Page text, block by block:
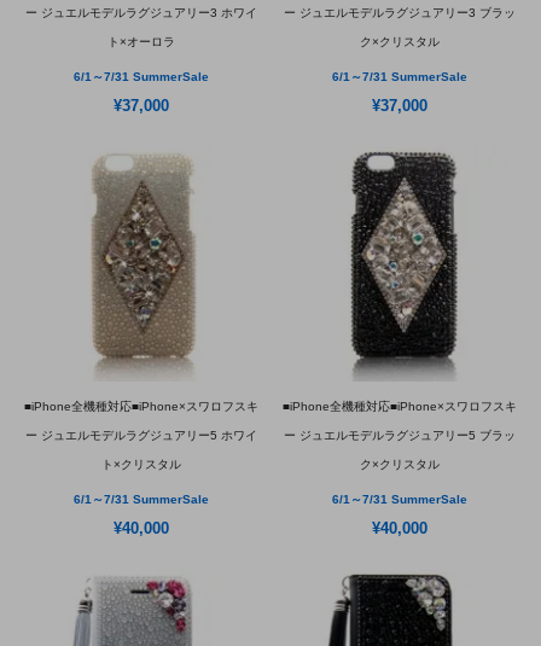
ー ジュエルモデルラグジュアリー3 ホワイ
ト×オーロラ
6/1～7/31 SummerSale
¥37,000
ー ジュエルモデルラグジュアリー3 ブラッ
ク×クリスタル
6/1～7/31 SummerSale
¥37,000
■iPhone全機種対応■iPhone×スワロフスキ
ー ジュエルモデルラグジュアリー5 ホワイ
ト×クリスタル
6/1～7/31 SummerSale
¥40,000
■iPhone全機種対応■iPhone×スワロフスキ
ー ジュエルモデルラグジュアリー5 ブラッ
ク×クリスタル
6/1～7/31 SummerSale
¥40,000